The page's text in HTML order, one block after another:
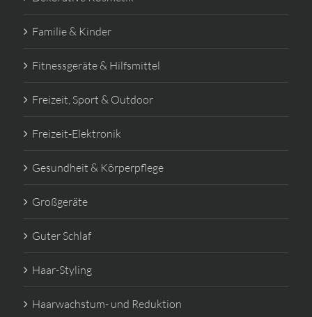
Familie & Kinder
Fitnessgeräte & Hilfsmittel
Freizeit, Sport & Outdoor
Freizeit-Elektronik
Gesundheit & Körperpflege
Großgeräte
Guter Schlaf
Haar-Styling
Haarwachstum- und Reduktion